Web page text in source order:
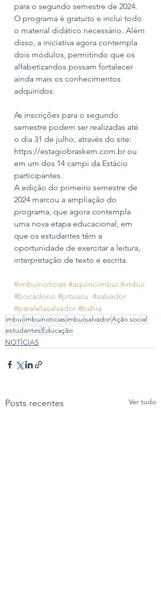
para o segundo semestre de 2024.
O programa é gratuito e inclui todo
o material didático necessário. Além
disso, a iniciativa agora contempla
dois módulos, permitindo que os
alfabetizandos possam fortalecer
ainda mais os conhecimentos
adquiridos.
As inscrições para o segundo
semestre podem ser realizadas até
o dia 31 de julho, através do site:
https://estagiobraskem.com.br ou
em um dos 14 campi da Estácio
participantes.
A edição do primeiro semestre de
2024 marcou a ampliação do
programa, que agora contempla
uma nova etapa educacional, em
que os estudantes têm a
oportunidade de exercitar a leitura,
interpretação de texto e escrita.
#imbuinoticias #aquinoimbui #imbui
#bocadorio #pituacu #salvador
#paralelasalvador #bahia
imbuiimbuinoticiasimbuísalvadorAção social
estudantesEducação
NOTÍCIAS
Posts recentes Ver tudo